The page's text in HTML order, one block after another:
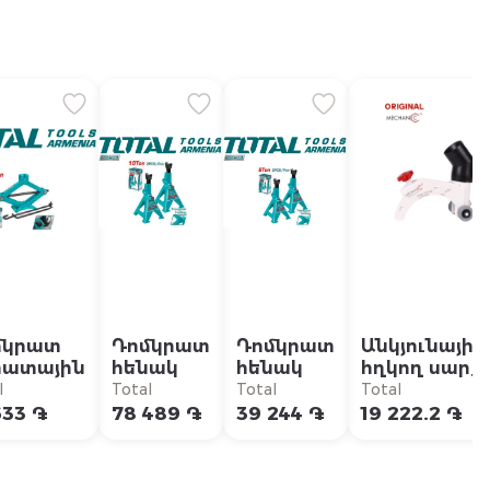
֏
Դոմկրատ
հենակ
Total
78 489 ֏
Դոմկրատ
հենակ
Total
39 244 ֏
Անկյունային
հղկող
գլխադիր
Total
19 222.2 ֏